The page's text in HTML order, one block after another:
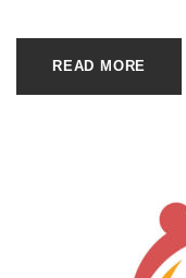
READ MORE